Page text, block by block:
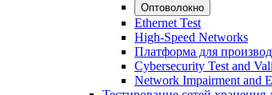
Оптоволокно
Ethernet Test
High-Speed Networks
Платформа для
Cybersecurity Test and
Network Impairment and